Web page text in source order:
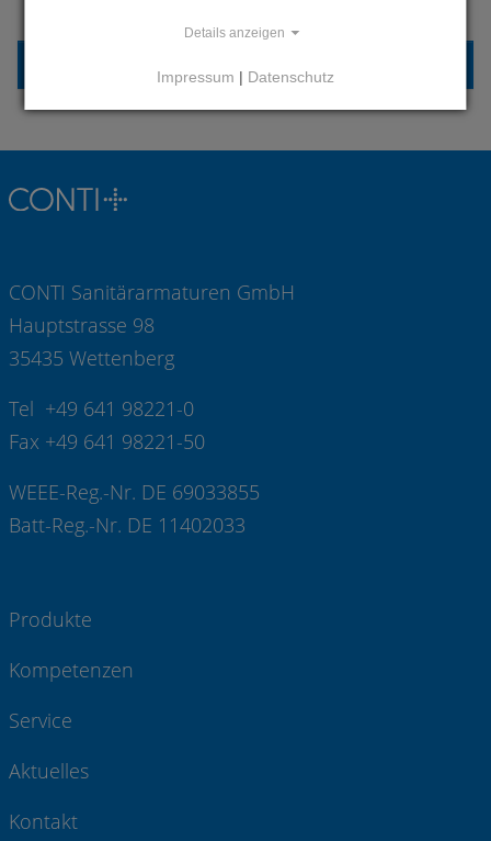
CONTI Sanitärarmaturen GmbH
Hauptstrasse 98
35435 Wettenberg
Tel +49 641 98221-0
Fax +49 641 98221-50
WEEE-Reg.-Nr. DE 69033855
Batt-Reg.-Nr. DE 11402033
Produkte
Kompetenzen
Service
Aktuelles
Kontakt
Details anzeigen
Impressum | Datenschutz